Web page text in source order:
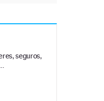
seguros,